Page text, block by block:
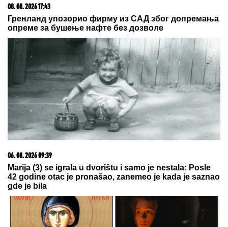
"Iskorišćavaš devojke za pare"
"TO MU JE MOJ POKLON ZA
SVADBU"Jovana Jeremić brutalno o
Draganovoj veridbi, DETALJIMA
VENČANJA SA TIGROM, žestoko
preti:"Nisam ušla u pekaru da
pravim kiflice" (VIDEO)
by Aklamator
20. 07. 2026 08:04
REGISTRUJ SE UZ PROMO KOD CASINO Preuzmi
1500 BESPLATNIH SPINOVA